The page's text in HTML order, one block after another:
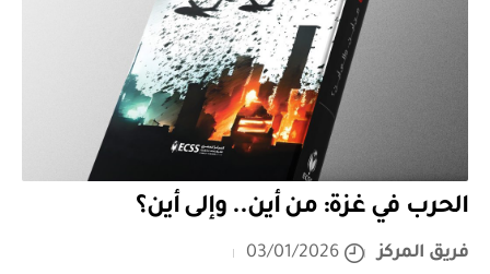
الحرب في غزة: من أين.. وإلى أين؟
فريق المركز
03/01/2026